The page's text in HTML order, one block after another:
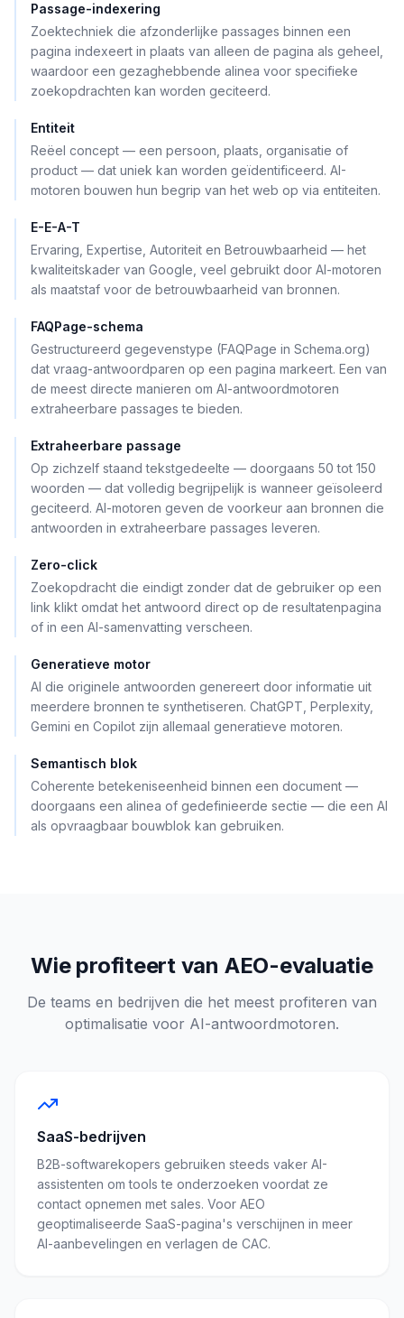
Passage-indexering
Zoektechniek die afzonderlijke passages binnen een
pagina indexeert in plaats van alleen de pagina als geheel,
waardoor een gezaghebbende alinea voor specifieke
zoekopdrachten kan worden geciteerd.
Entiteit
Reëel concept — een persoon, plaats, organisatie of
product — dat uniek kan worden geïdentificeerd. AI-
motoren bouwen hun begrip van het web op via entiteiten.
E-E-A-T
Ervaring, Expertise, Autoriteit en Betrouwbaarheid — het
kwaliteitskader van Google, veel gebruikt door AI-motoren
als maatstaf voor de betrouwbaarheid van bronnen.
FAQPage-schema
Gestructureerd gegevenstype (FAQPage in Schema.org)
dat vraag-antwoordparen op een pagina markeert. Een van
de meest directe manieren om AI-antwoordmotoren
extraheerbare passages te bieden.
Extraheerbare passage
Op zichzelf staand tekstgedeelte — doorgaans 50 tot 150
woorden — dat volledig begrijpelijk is wanneer geïsoleerd
geciteerd. AI-motoren geven de voorkeur aan bronnen die
antwoorden in extraheerbare passages leveren.
Zero-click
Zoekopdracht die eindigt zonder dat de gebruiker op een
link klikt omdat het antwoord direct op de resultatenpagina
of in een AI-samenvatting verscheen.
Generatieve motor
AI die originele antwoorden genereert door informatie uit
meerdere bronnen te synthetiseren. ChatGPT, Perplexity,
Gemini en Copilot zijn allemaal generatieve motoren.
Semantisch blok
Coherente betekeniseenheid binnen een document —
doorgaans een alinea of gedefinieerde sectie — die een AI
als opvraagbaar bouwblok kan gebruiken.
Wie profiteert van AEO-evaluatie
De teams en bedrijven die het meest profiteren van
optimalisatie voor AI-antwoordmotoren.
SaaS-bedrijven
B2B-softwarekopers gebruiken steeds vaker AI-
assistenten om tools te onderzoeken voordat ze
contact opnemen met sales. Voor AEO
geoptimaliseerde SaaS-pagina's verschijnen in meer
AI-aanbevelingen en verlagen de CAC.